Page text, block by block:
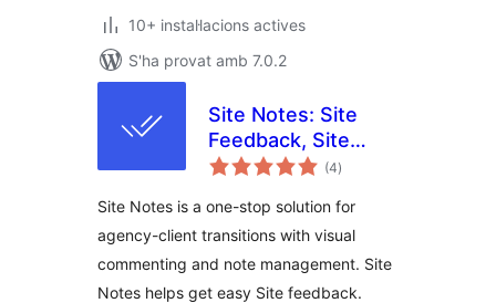
10+ instal·lacions actives
S'ha provat amb 7.0.2
Site Notes: Site
Feedback, Site
Notes with
Commenting
(4puntuacions
totals
)
Site Notes is a one-stop solution for
agency-client transitions with visual
commenting and note management. Site
Notes helps get easy Site feedback.